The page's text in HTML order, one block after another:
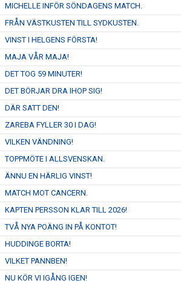
MICHELLE INFÖR SÖNDAGENS MATCH.
FRÅN VÄSTKUSTEN TILL SYDKUSTEN.
VINST I HELGENS FÖRSTA!
MAJA VÅR MAJA!
DET TOG 59 MINUTER!
DET BÖRJAR DRA IHOP SIG!
DÄR SATT DEN!
ZAREBA FYLLER 30 I DAG!
VILKEN VÄNDNING!
TOPPMÖTE I ALLSVENSKAN.
ÄNNU EN HÄRLIG VINST!
MATCH MOT CANCERN.
KAPTEN PERSSON KLAR TILL 2026!
TVÅ NYA POÄNG IN PÅ KONTOT!
HUDDINGE BORTA!
VILKET PANNBEN!
NU KÖR VI IGÅNG IGEN!